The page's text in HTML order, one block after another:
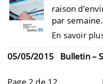
raison
par
En savoir
05/05/2015 Bulletin –
Page 2 de 12.